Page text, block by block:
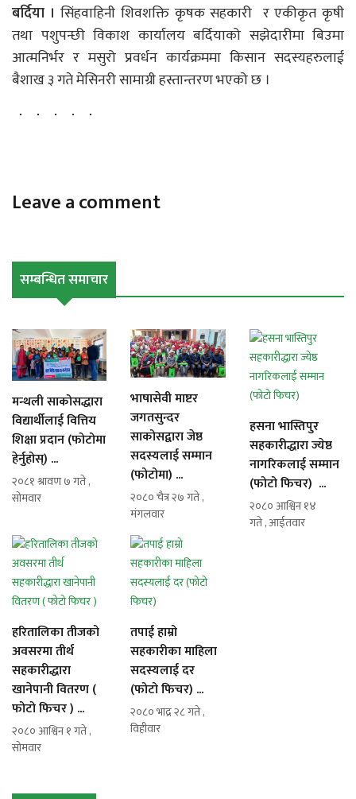
बर्दिया । सिंहवाहिनी शिवशक्ति कृषक सहकारी र एकीकृत कृषी
तथा पशुपन्छी विकाश कार्यालय बर्दियाको सझेदारीमा बिउमा
आत्मनिर्भर र मसुरो प्रवर्धन कार्यक्रममा किसान सदस्यहरुलाई
बैशाख ३ गते मेसिनरी सामाग्री हस्तान्तरण भएको छ ।
Leave a comment
सम्बन्धित समाचार
मन्थली साकोसद्धारा
विद्यार्थीलाई वित्तिय
शिक्षा प्रदान (फोटोमा
हेर्नुहोस्) ...
२०८१ श्रावण ७ गते ,
सोमवार
भाषासेवी माष्टर
जगतसुन्दर
साकोसद्वारा जेष्ठ
सदस्यलाई सम्मान
(फोटोमा) ...
२०८० चैत्र २७ गते ,
मंगलवार
हसना भास्तिपुर
सहकारीद्धारा ज्येष्ठ
नागरिकलाई सम्मान
(फोटो फिचर) ...
२०८० आश्विन १४
गते , आईतवार
हरितालिका तीजको
अवसरमा तीर्थ
सहकारीद्धारा
खानेपानी वितरण (
फोटो फिचर ) ...
२०८० आश्विन १ गते ,
सोमवार
तपाई हाम्रो
सहकारीका माहिला
सदस्यलाई दर
(फोटो फिचर) ...
२०८० भाद्र २८ गते ,
विहीवार